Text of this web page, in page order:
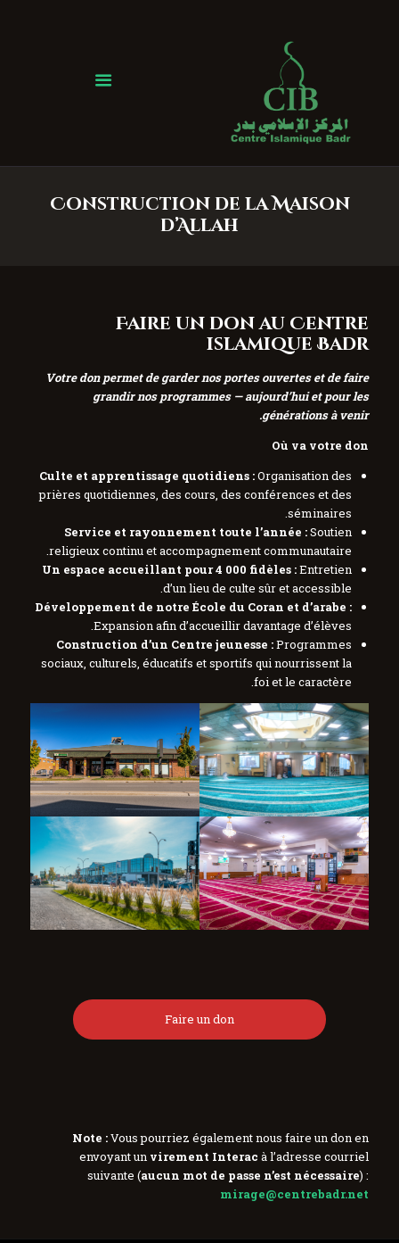
Construction de la Maison
d’Allah
Centre Islamique Badr
Accueil
À propos
Services
Faire un don au Centre
islamique Badr
Votre don permet de garder nos portes ouvertes et de faire
grandir nos programmes — aujourd’hui et pour les
générations à venir.
Où va votre don
Culte et apprentissage quotidiens :Organisation des
prières quotidiennes, des cours, des conférences et des
séminaires.
Service et rayonnement toute l’année :Soutien
religieux continu et accompagnement communautaire.
Un espace accueillant pour 4 000 fidèles :Entretien
d’un lieu de culte sûr et accessible.
Développement de notre École du Coran et d’arabe :
Expansion afin d’accueillir davantage d’élèves.
Construction d’un Centre jeunesse :Programmes
sociaux, culturels, éducatifs et sportifs qui nourrissent la
foi et le caractère.
Faire un don
Note :Vous pourriez également nous faire un don en
envoyant un virement Interac à l’adresse courriel
suivante (aucun mot de passe n’est nécessaire) :
mirage@centrebadr.net